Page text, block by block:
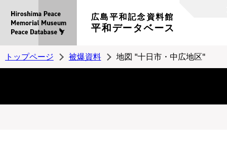
広島平和記念資料館
平和データベース
トップページ 被爆資料 地図 "十日市・中広地区"